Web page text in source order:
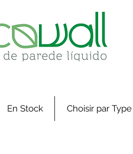
En Stock Choisir par Type